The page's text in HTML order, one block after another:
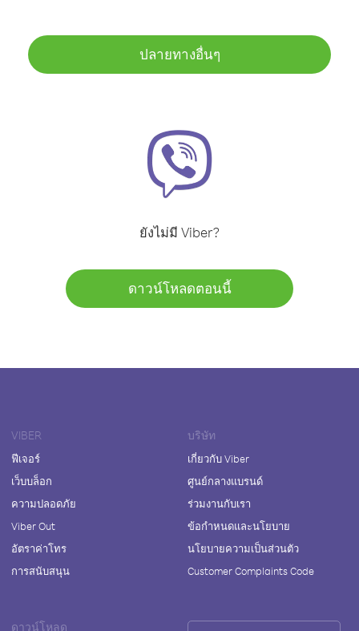
ปลายทางอื่นๆ
ยังไม่มี Viber?
ดาวน์โหลดตอนนี้
VIBER
ฟีเจอร์
เว็บบล็อก
ความปลอดภัย
Viber Out
อัตราค่าโทร
การสนับสนุน
บริษัท
เกี่ยวกับ Viber
ศูนย์กลางแบรนด์
ร่วมงานกับเรา
ข้อกำหนดและนโยบาย
นโยบายความเป็นส่วนตัว
Customer Complaints Code
ดาวน์โหลด